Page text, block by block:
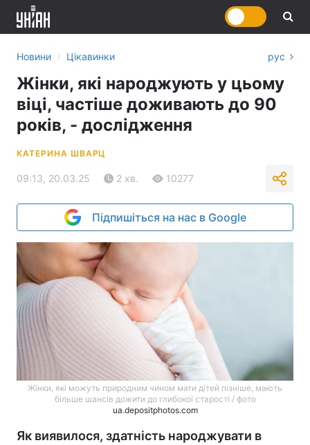
Новини › Цікавинки рус
Жінки, які народжують у цьому
віці, частіше доживають до 90
років, - дослідження
КАТЕРИНА ШВАРЦ
09:13, 20.03.25 2 хв. 10277
Підпишіться на нас в Google
Жінки, які можуть природним чином мати дітей пізніше, мають
більше шансів дожити до глибокої старості / фото
ua.depositphotos.com
Як виявилося, здатність народжувати в